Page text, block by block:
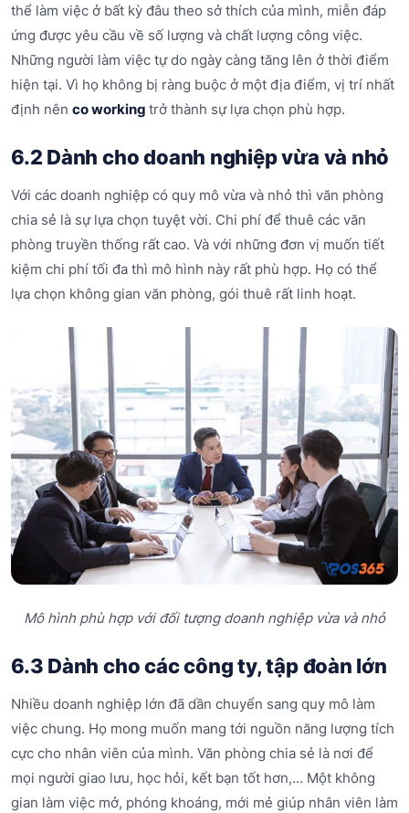
thể làm việc ở bất kỳ đâu theo sở thích của mình, miễn đáp
ứng được yêu cầu về số lượng và chất lượng công việc.
Những người làm việc tự do ngày càng tăng lên ở thời điểm
hiện tại. Vì họ không bị ràng buộc ở một địa điểm, vị trí nhất
định nên co working trở thành sự lựa chọn phù hợp.
6.2 Dành cho doanh nghiệp vừa và nhỏ
Với các doanh nghiệp có quy mô vừa và nhỏ thì văn phòng
chia sẻ là sự lựa chọn tuyệt vời. Chi phí để thuê các văn
phòng truyền thống rất cao. Và với những đơn vị muốn tiết
kiệm chi phí tối đa thì mô hình này rất phù hợp. Họ có thể
lựa chọn không gian văn phòng, gói thuê rất linh hoạt.
Mô hình phù hợp với đối tượng doanh nghiệp vừa và nhỏ
6.3 Dành cho các công ty, tập đoàn lớn
Nhiều doanh nghiệp lớn đã dần chuyển sang quy mô làm
việc chung. Họ mong muốn mang tới nguồn năng lượng tích
cực cho nhân viên của mình. Văn phòng chia sẻ là nơi để
mọi người giao lưu, học hỏi, kết bạn tốt hơn,… Một không
gian làm việc mở, phóng khoáng, mới mẻ giúp nhân viên làm